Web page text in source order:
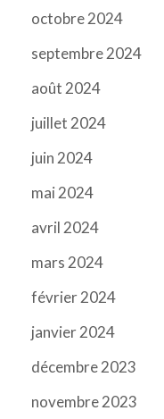
octobre 2024
septembre 2024
août 2024
juillet 2024
juin 2024
mai 2024
avril 2024
mars 2024
février 2024
janvier 2024
décembre 2023
novembre 2023